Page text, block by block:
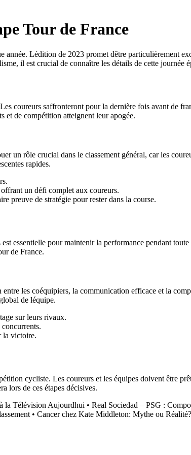
Tour de France
année. Lédition de 2023 promet dêtre particulièrement
il est crucial de connaître les détails de cette journée
coureurs saffronteront pour la dernière fois avant de
et de compétition atteignent leur apogée.
un rôle crucial dans le classement général, car les
rapides.
un défi complet aux coureurs.
preuve de stratégie pour rester dans la course.
essentielle pour maintenir la performance pendant
de France.
les coéquipiers, la communication efficace et la
de léquipe.
sur leurs rivaux.
la victoire.
cycliste. Les coureurs et les équipes doivent être
lors de ces étapes décisives.
la Télévision Aujourdhui • Real Sociedad – PSG :
• Cancer chez Kate Middleton: Mythe ou Réalité?